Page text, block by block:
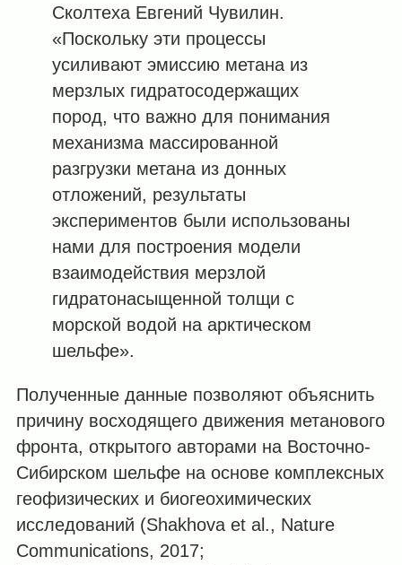
Сколтеха Евгений Чувилин.
«Поскольку эти процессы
усиливают эмиссию метана из
мерзлых гидратосодержащих
пород, что важно для понимания
механизма массированной
разгрузки метана из донных
отложений, результаты
экспериментов были использованы
нами для построения модели
взаимодействия мерзлой
гидратонасыщенной толщи с
морской водой на арктическом
шельфе».
Полученные данные позволяют объяснить
причину восходящего движения метанового
фронта, открытого авторами на Восточно-
Сибирском шельфе на основе комплексных
геофизических и биогеохимических
исследований (Shakhova et al., Nature
Communications, 2017;